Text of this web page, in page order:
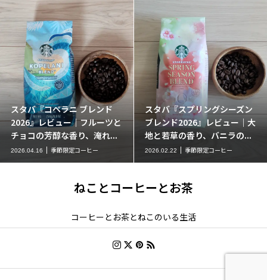
スタバ『コペラニ ブレンド
2026』レビュー｜フルーツと
チョコの芳醇な香り、淹れ...
2026.04.16 季節限定コーヒー
スタバ『スプリングシーズン
ブレンド2026』レビュー｜大
地と若草の香り、バニラの...
2026.02.22 季節限定コーヒー
ねことコーヒーとお茶
コーヒーとお茶とねこのいる生活